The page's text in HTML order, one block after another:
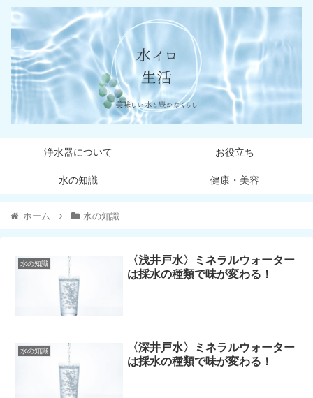
浄水器について お役立ち
水の知識 健康・美容
ホーム 水の知識
水の知識
〈浅井戸水〉ミネラルウォーター
は採水の種類で味が変わる！
水の知識
〈深井戸水〉ミネラルウォーター
は採水の種類で味が変わる！